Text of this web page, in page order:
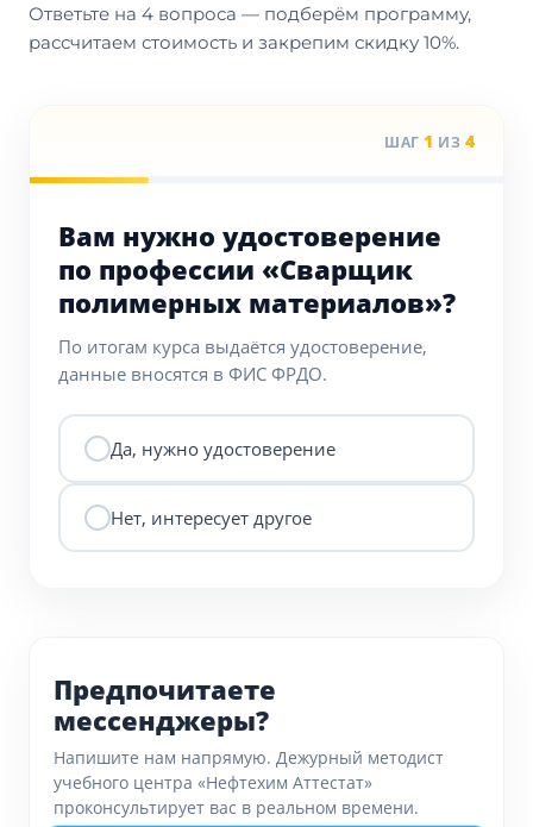
Ответьте на 4 вопроса — подберём программу,
рассчитаем стоимость и закрепим скидку 10%.
ШАГ 1 ИЗ 4
Вам нужно удостоверение
по профессии «Сварщик
полимерных материалов»?
По итогам курса выдаётся удостоверение,
данные вносятся в ФИС ФРДО.
Да, нужно удостоверение
Нет, интересует другое
Предпочитаете
мессенджеры?
Напишите нам напрямую. Дежурный методист
учебного центра «Нефтехим Аттестат»
проконсультирует вас в реальном времени.